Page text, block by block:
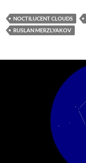
NOCTILUCENT CLOUDS
RUSLAN MERZLYAKOV